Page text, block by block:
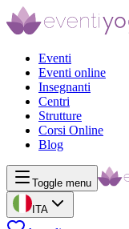
Eventi
Eventi online
Insegnanti
Centri
Strutture
Corsi Online
Blog
Toggle menu
ITA